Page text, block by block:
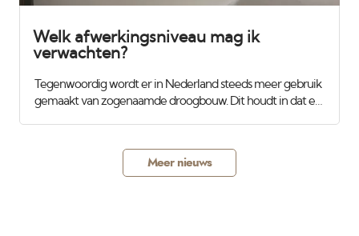
Welk afwerkingsniveau mag ik
verwachten?
Tegenwoordig wordt er in Nederland steeds meer gebruik
gemaakt van zogenaamde droogbouw. Dit houdt in dat er
aluminimum regels en daarna worden de gaten en
gleuven dicht gesmeerd. Op het eerste gezicht ziet dit er
Meer nieuws